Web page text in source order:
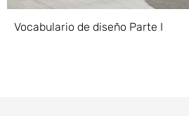
Vocabulario de diseño Parte I